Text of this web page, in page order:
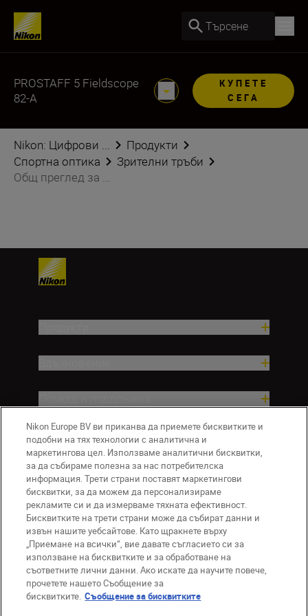
Търсене
PROSTAFF 5 Fieldscope
82-A
КУПЕТЕ
СЕГА
Nikon: Цифрови ...
Продукти
Спортна оптика
Зрителни тръби
Общ преглед за ...
Компания
BG Nikon Sites
Връзка с нас
Съобщение за поверителност
Условия за използване
Nikon Europe BV ви приканва да приемете бисквитките и
подобни на тях технологии с аналитична и
маркетингова цел. Използваме аналитични бисквитки,
за да събираме полезна за нас потребителска
информация. Трети страни поставят маркетингови
бисквитки, за да можем да персонализираме
рекламите си и да измерваме тяхната ефективност.
Бисквитките на трети страни може да събират данни и
извън нашите уебсайтове. Като щракнете върху
„Приемане на всички“, вие давате съгласието си за
използване на бисквитките и за обработване на
съответните лични данни. Ако искате да научите повече,
прочетете нашето Съобщение за
бисквитките. Съобщение за бисквитките